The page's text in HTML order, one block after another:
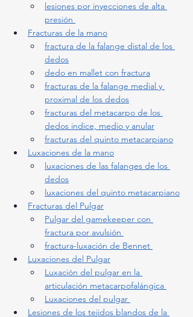
lesiones por inyecciones de alta
presión
Fracturas de la mano
fractura de la falange distal de los
dedos
dedo en mallet con fractura
fracturas de la falange medial y
proximal de los dedos
fracturas del metacarpo de los
dedos indice, medio y anular
fracturas del quinto metacarpiano
Luxaciones de la mano
luxaciones de las falanges de los
dedos
luxaciones del quinto metacarpiano
Fracturas del Pulgar
Pulgar del gamekeeper con
fractura por avulsión
fractura-luxación de Bennet
Luxaciones del Pulgar
Luxación del pulgar en la
articulación metacarpofalángica
Luxaciones del pulgar
Lesiones de los tejidos blandos de la